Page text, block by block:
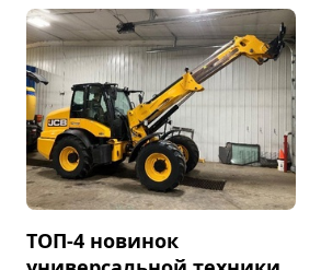
безопасности с целью
сохранения жизни и здоровья
сотрудников на всех рабочих
местах. На работников также
возлагаются обязанности по
неукоснительному
исполнению требований ОТ, в
том числе по
руководства об угрозе
ТОП-4 новинок